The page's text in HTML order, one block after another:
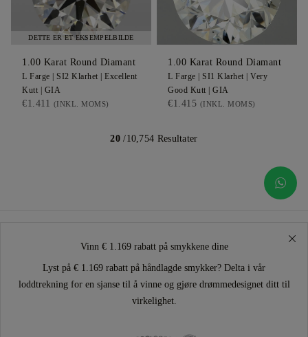
DETTE ER ET EKSEMPELBILDE
1.00 Karat Round Diamant
L Farge | SI2 Klarhet | Excellent
Kutt | GIA
€1.411 (INKL. MOMS)
1.00 Karat Round Diamant
L Farge | SI1 Klarhet | Very
Good Kutt | GIA
€1.415 (INKL. MOMS)
20/10,754 Resultater
Vinn € 1.169 rabatt på smykkene dine
Lyst på € 1.169 rabatt på håndlagde smykker? Delta i vår
loddtrekning for en sjanse til å vinne og gjøre drømmedesignet ditt til
virkelighet.